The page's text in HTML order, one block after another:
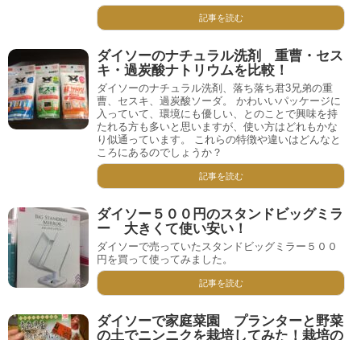
記事を読む
ダイソーのナチュラル洗剤 重曹・セス
キ・過炭酸ナトリウムを比較！
ダイソーのナチュラル洗剤、落ち落ち君3兄弟の重
曹、セスキ、過炭酸ソーダ。 かわいいパッケージに
入っていて、環境にも優しい、とのことで興味を持
たれる方も多いと思いますが、使い方はどれもかな
り似通っています。 これらの特徴や違いはどんなと
ころにあるのでしょうか？
記事を読む
ダイソー５００円のスタンドビッグミラ
ー 大きくて使い安い！
ダイソーで売っていたスタンドビッグミラー５００
円を買って使ってみました。
記事を読む
ダイソーで家庭菜園 プランターと野菜
の土でニンニクを栽培してみた！栽培の